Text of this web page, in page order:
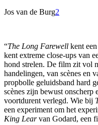
Jos van de Burg2
“The Long Farewell kent
kent extreme close-ups van
hond strelen. De film zit vol
handelingen, van scènes en
propbolle geluidsband hard
scènes zijn bewust onscherp
voortdurent verlegd. Wie bij
een experiment om het
King Learvan Godard, een